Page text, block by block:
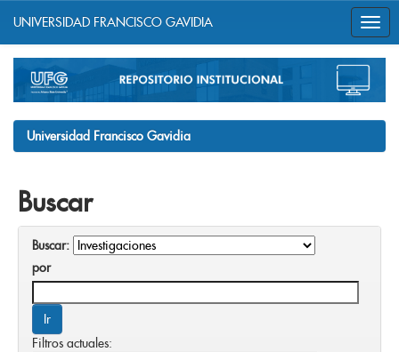
navigation
UNIVERSIDAD FRANCISCO GAVIDIA
Universidad Francisco Gavidia
Buscar
Buscar:
por
Filtros actuales: